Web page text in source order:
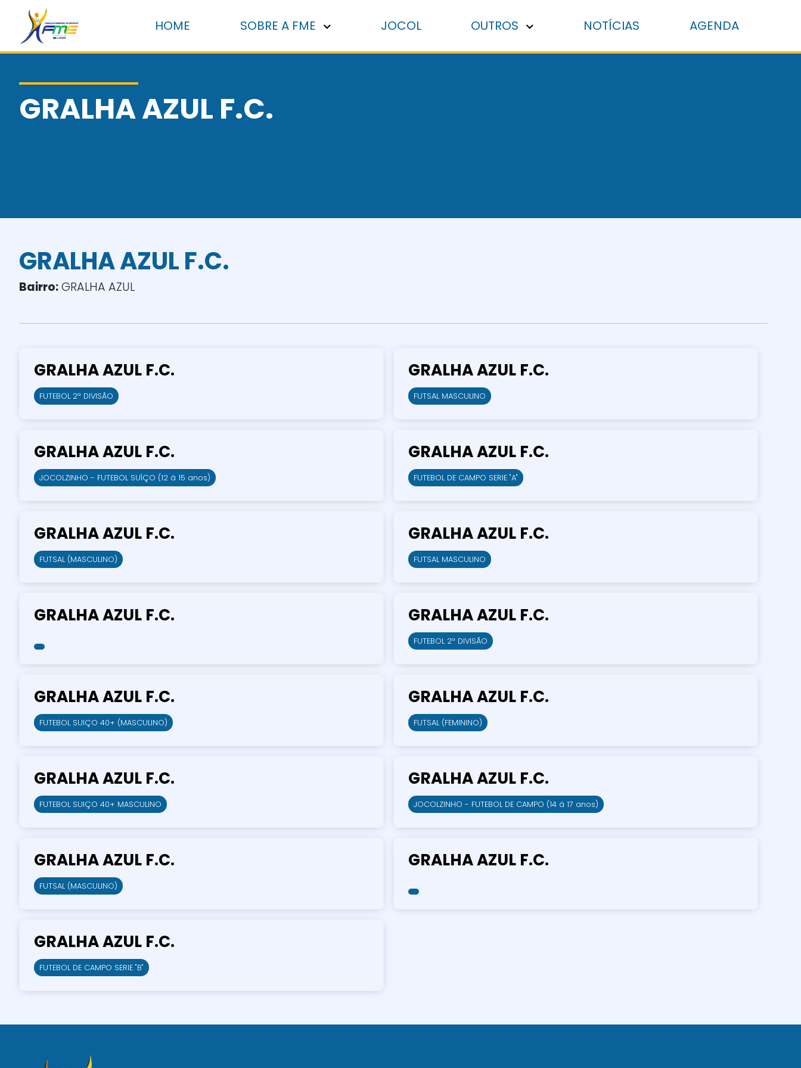
HOME SOBRE A FME JOCOL OUTROS NOTÍCIAS AGENDA
GRALHA AZUL F.C.
GRALHA AZUL F.C.
Bairro:GRALHA AZUL
GRALHA AZUL F.C.
FUTEBOL 2ª DIVISÃO
GRALHA AZUL F.C.
FUTSAL MASCULINO
GRALHA AZUL F.C.
JOCOLZINHO - FUTEBOL SUÍÇO (12 á 15 anos)
GRALHA AZUL F.C.
FUTEBOL DE CAMPO SERIE "A"
GRALHA AZUL F.C.
FUTSAL (MASCULINO)
GRALHA AZUL F.C.
FUTSAL MASCULINO
GRALHA AZUL F.C. GRALHA AZUL F.C.
FUTEBOL 2ª DIVISÃO
GRALHA AZUL F.C.
FUTEBOL SUIÇO 40+ (MASCULINO)
GRALHA AZUL F.C.
FUTSAL (FEMININO)
GRALHA AZUL F.C.
FUTEBOL SUIÇO 40+ MASCULINO
GRALHA AZUL F.C.
JOCOLZINHO - FUTEBOL DE CAMPO (14 á 17 anos)
GRALHA AZUL F.C.
FUTSAL (MASCULINO)
GRALHA AZUL F.C.
GRALHA AZUL F.C.
FUTEBOL DE CAMPO SERIE "B"